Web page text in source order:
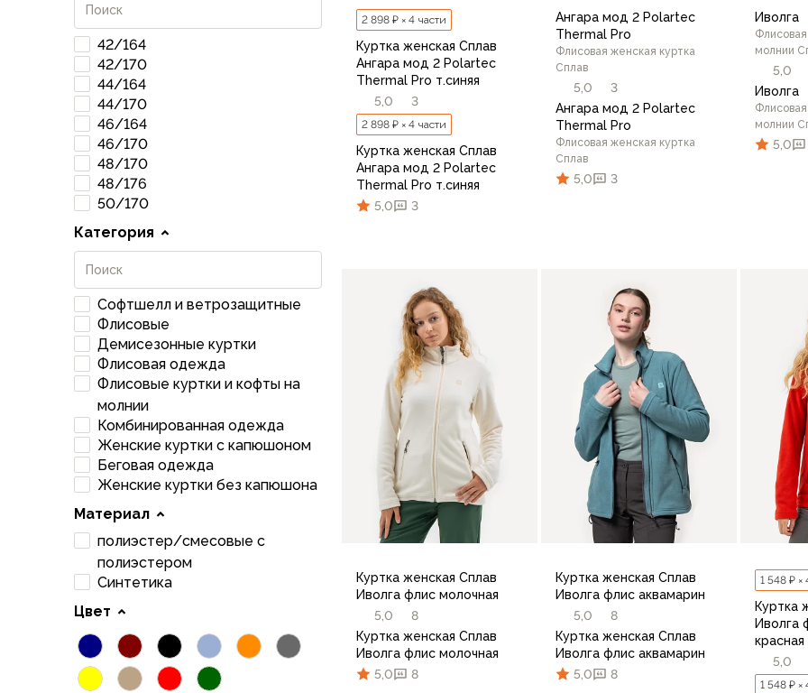
Комбинезоны, изотермики
Футболки, лонгсливы
Рубашки
Толстовки, худи
Нижнее белье
Спелеокомбинезоны
Женская одежда
Куртки
Мембранные куртки
Куртки софтшелл и ветрозащита
Флисовые куртки
Беговые и спортивные
Пончо и дождевики
Пуховые куртки
Куртки с синтетическим утеплителем
Жилеты
Брюки
Мембранные брюки
Брюки софтшелл и ветрозащита
Брюки с синтетическим утеплителем
Флисовые брюки
Беговые и спортивные
Шорты
Термобелье
Термофутболки
Термолеггинсы
Термотрусы
Толстовки, худи
Футболки
Нижнее белье
Обувь
Мужская обувь
42/164
42/170
44/164
44/170
46/164
46/170
48/170
48/176
50/170
Категория
Софтшелл и ветрозащитные
Флисовые
Демисезонные куртки
Флисовая одежда
Флисовые куртки и кофты на
молнии
Комбинированная одежда
Женские куртки с капюшоном
Беговая одежда
Женские куртки без капюшона
Материал
полиэстер/смесовые с
полиэстером
Синтетика
Цвет
2 898 ₽ × 4 части
Куртка женская Сплав
Ангара мод 2 Polartec
Thermal Pro т.синяя
5,0
3
2 898 ₽ × 4 части
Куртка женская Сплав
Ангара мод 2 Polartec
Thermal Pro т.синяя
5,0
3
44/164 44/170 46/170
В корзину
Ангара мод 2 Polartec
Thermal Pro
Флисовая женская куртка
Сплав
5,0
3
Ангара мод 2 Polartec
Thermal Pro
Флисовая женская куртка
Сплав
5,0 3
В корзину
Иволга
молнии
5,0
Иволга
молнии
5,0
Куртка женская Сплав
Иволга флис молочная
5,0
8
Куртка женская Сплав
Иволга флис молочная
5,0
8
Куртка женская Сплав
Иволга флис аквамарин
5,0
8
Куртка женская Сплав
Иволга флис аквамарин
5,0
8
1 548 ₽ ×
Куртка
Иволга
красная
5,0
1 548 ₽ ×